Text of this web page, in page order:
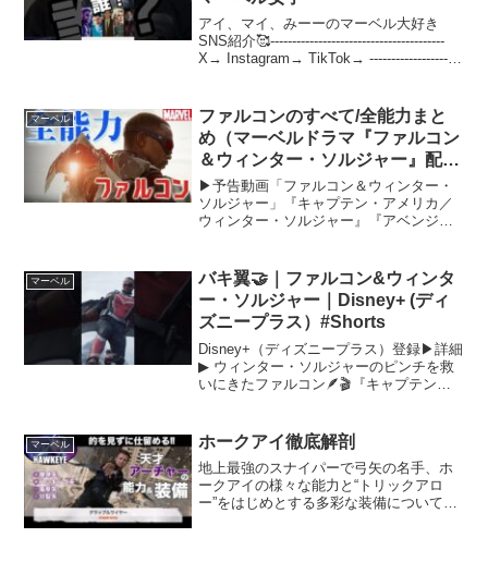
アイ、マイ、みーーのマーベル大好き
SNS紹介🥰----------------------------------------
X→ Instagram→ TikTok→ ---------------------
マーベル
ファルコンのすべて/全能力まと
め（マーベルドラマ『ファルコン
＆ウィンター・ソルジャー』配信
中）
▶予告動画「ファルコン＆ウィンター・
ソルジャー」『キャプテン・アメリカ／
ウィンター・ソルジャー』『アベンジャ
ン・アメリカ』『アベンジャーズ／イン
フィニティ・ウォー』から...
マーベル
バキ翼🤝｜ファルコン&ウィンタ
ー・ソルジャー｜Disney+ (ディ
ズニープラス）#Shorts
Disney+（ディズニープラス）登録▶詳細
▶︎ ウィンター・ソルジャーのピンチを救
いにきたファルコン🪶🎬『キャプテン・
開！“初代”キャプテン・アメリカことステ
ィーブ...
マーベル ホークアイ徹底解剖
地上最強のスナイパーで弓矢の名手、ホ
ークアイの様々な能力と“トリックアロ
ー”をはじめとする多彩な装備について解